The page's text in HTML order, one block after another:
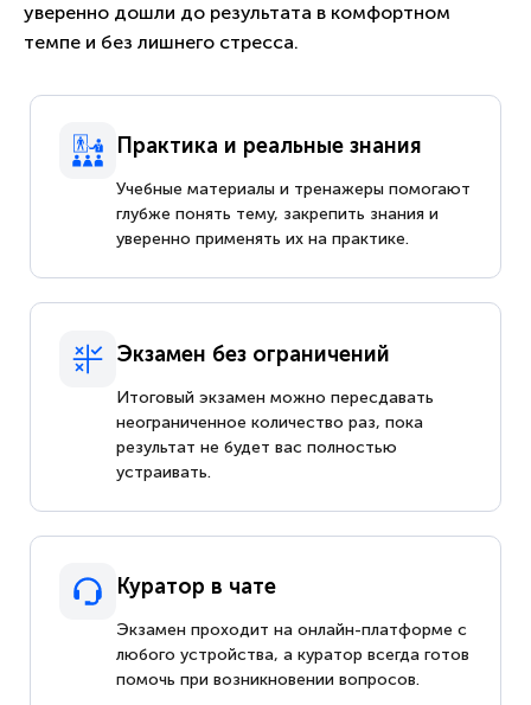
уверенно дошли до результата в комфортном
темпе и без лишнего стресса.
Практика и реальные знания
Учебные материалы и тренажеры помогают
глубже понять тему, закрепить знания и
уверенно применять их на практике.
Экзамен без ограничений
Итоговый экзамен можно пересдавать
неограниченное количество раз, пока
результат не будет вас полностью
устраивать.
Куратор в чате
Экзамен проходит на онлайн-платформе с
любого устройства, а куратор всегда готов
помочь при возникновении вопросов.